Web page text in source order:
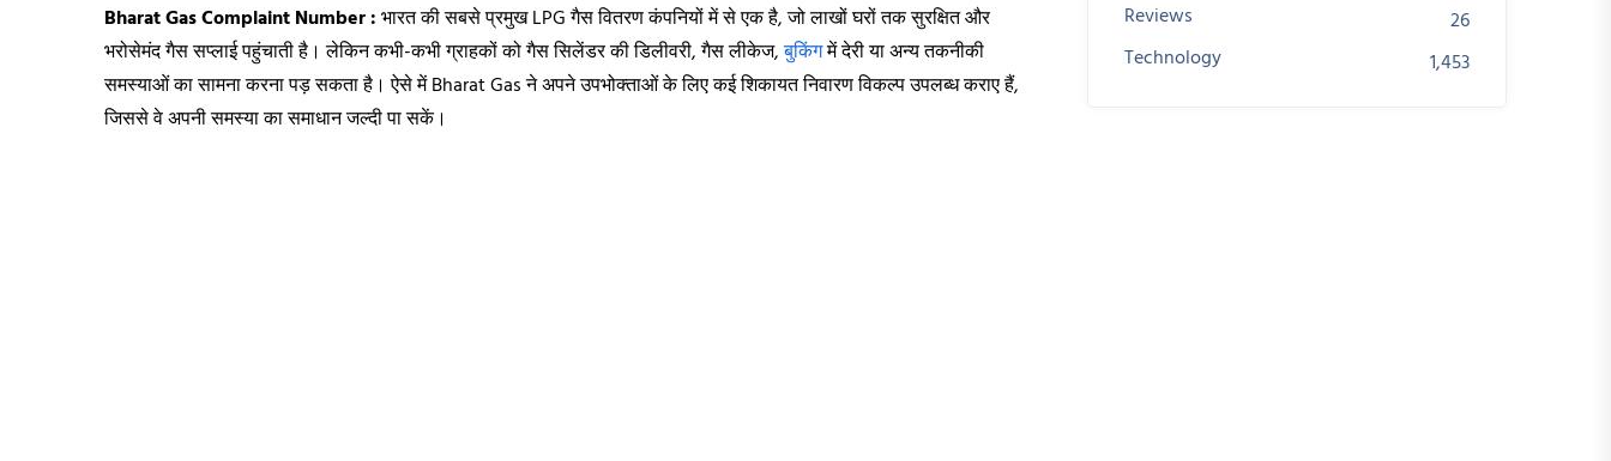
Bharat Gas Complaint Number :भारत की सबसे प्रमुख LPG गैस वितरण कंपनियों में से एक है, जो लाखों घरों तक सुरक्षित और
भरोसेमंद गैस सप्लाई पहुंचाती है। लेकिन कभी-कभी ग्राहकों को गैस सिलेंडर की डिलीवरी, गैस लीकेज,बुकिंगमें देरी या अन्य तकनीकी
समस्याओं का सामना करना पड़ सकता है। ऐसे में Bharat Gas ने अपने उपभोक्ताओं के लिए कई शिकायत निवारण विकल्प उपलब्ध कराए हैं,
जिससे वे अपनी समस्या का समाधान जल्दी पा सकें।
Reviews
26
Technology
1,453